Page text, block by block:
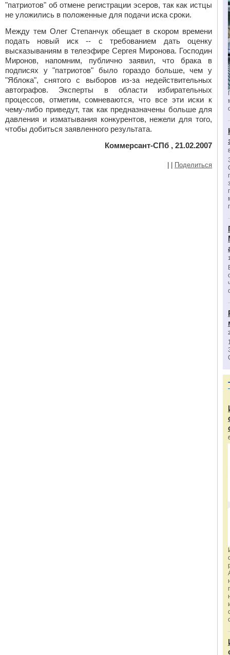
"патриотов" об отмене регистрации эсеров, так как истцы
не уложились в положенные для подачи иска сроки.
Между тем Олег Степанчук обещает в скором времени
подать новый иск -- с требованием дать оценку
высказываниям в телеэфире Сергея Миронова. Господин
Миронов, напомним, публично заявил, что брака в
подписях у "патриотов" было гораздо больше, чем у
"Яблока", снятого с выборов из-за недействительных
автографов. Эксперты в области избирательных
процессов, отметим, сомневаются, что все эти иски к
чему-либо приведут, так как предназначены больше для
давления и изматывания конкурентов, нежели для того,
чтобы добиться заявленного результата.
Коммерсант-СПб , 21.02.2007
Поделиться